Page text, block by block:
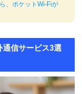
、ポケットWi-Fiが
信サービス3選